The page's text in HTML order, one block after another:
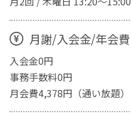
月謝/入会金/年会費
入会金0円
事務手数料0円
月会費4,378円（通い放題）